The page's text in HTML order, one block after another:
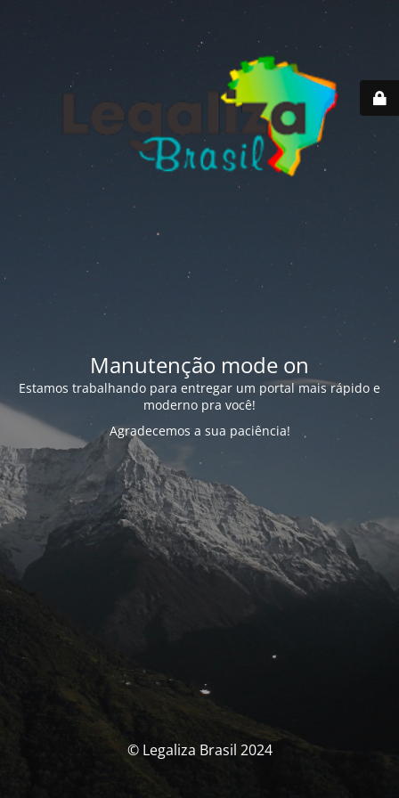
Manutenção mode on
Estamos trabalhando para entregar um portal mais rápido e
moderno pra você!
Agradecemos a sua paciência!
© Legaliza Brasil 2024